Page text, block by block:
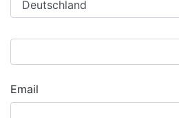
Email